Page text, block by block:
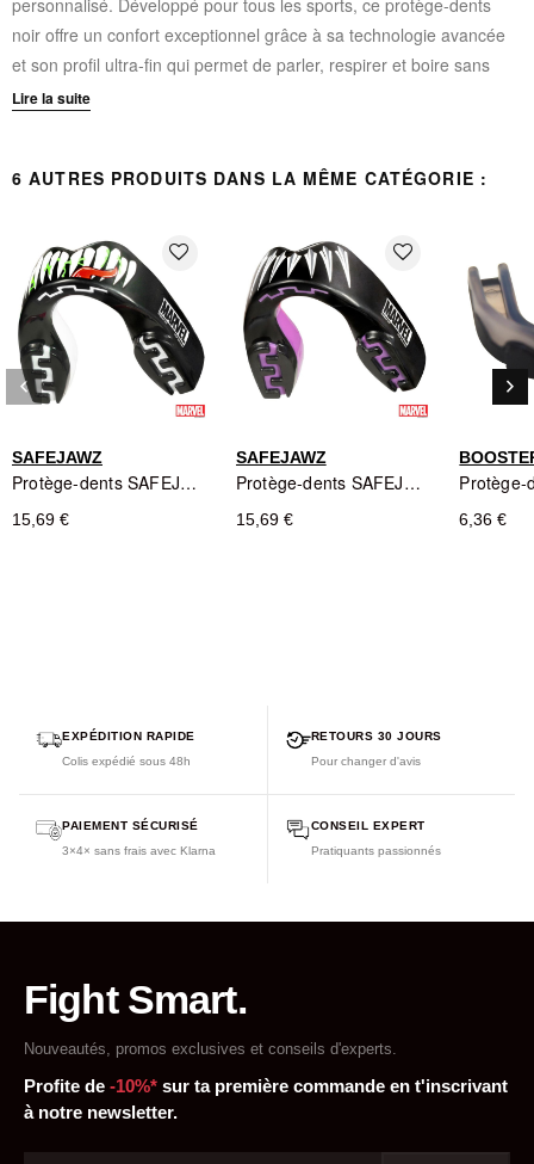
personnalisé. Développé pour tous les sports, ce protège-dents
noir offre un confort exceptionnel grâce à sa technologie avancée
et son profil ultra-fin qui permet de parler, respirer et boire sans
contrainte.
CARACTÉRISTIQUES TECHNIQUES :
qualités de rétention
Jaw Secure™
: Protection étendue à la mâchoire et aux dents
inférieures
Remodel Tech™: Possibilité de remoulage multiple pour un
ajustement parfait
Base pré-occlusée avec coussinets d'impact surélevés
Design EXTRO FANGS distinctive sur la face avant
Compatible avec tous les sports de contact
Lire la suite
6 AUTRES PRODUITS DANS LA MÊME CATÉGORIE :
favorite_border
SAFEJAWZ
Protège-dents SAFEJAWZ Venom - Black/White/Red/Green
15,69 €
favorite_border
SAFEJAWZ
Protège-dents SAFEJAWZ Black Panther - Marvel Series Noir/Gris/Blanc/Violet - Enfant
15,69 € 6,36 €
Précédent
keyboard_arrow_left keyboard_arrow_right
EXPÉDITION RAPIDE
Colis expédié sous 48h
RETOURS 30 JOURS
Pour changer d'avis
PAIEMENT SÉCURISÉ
3×4× sans frais avec Klarna
CONSEIL EXPERT
Pratiquants passionnés
Fight Smart.
Nouveautés, promos exclusives et conseils d'experts.
Profite de -10%* sur ta première commande en t'inscrivant
à notre newsletter.